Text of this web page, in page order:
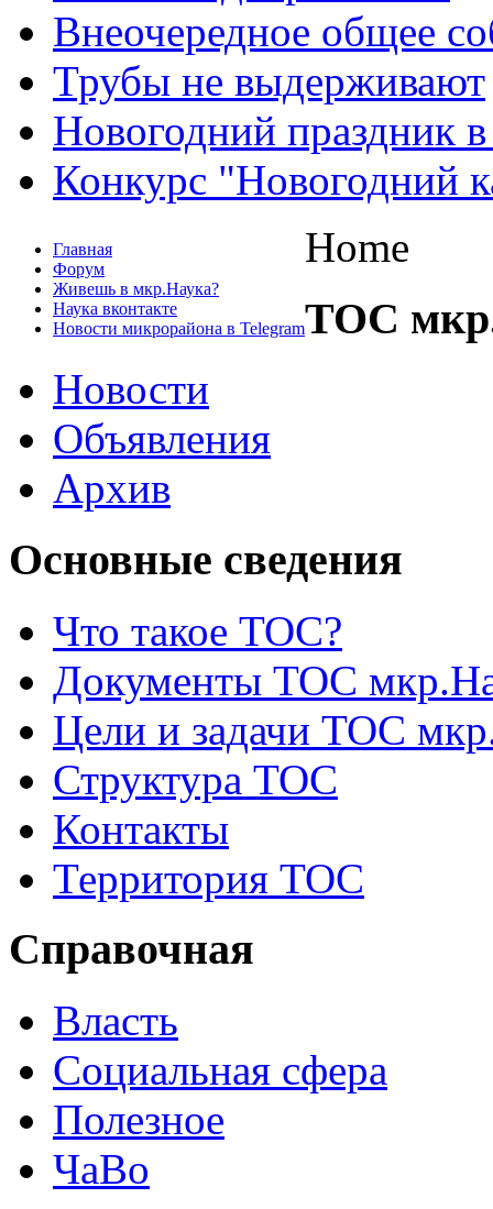
Внеочередное общее
Трубы не выдерживают
Новогодний праздник
Конкурс "Новогодний
Главная
Форум
Живешь в мкр.Наука?
Наука вконтакте
Новости микрорайона в Telegram
Home
ТОС
Новости
Объявления
Архив
Основные сведения
Что такое ТОС?
Документы ТОС
Цели и задачи ТОС
Структура ТОС
Контакты
Территория ТОС
Справочная
Власть
Социальная сфера
Полезное
ЧаВо